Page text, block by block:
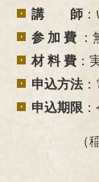
講 師
参 加 費 ：
材 料 費 ：
申込方法：
申込期限
（稲敷市立